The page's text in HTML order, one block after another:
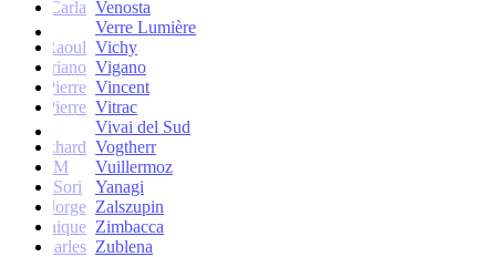
Carla Venosta
Verre Lumière
Raoul Vichy
Vittoriano Vigano
Jean-Pierre Vincent
Jean-Pierre Vitrac
Vivai del Sud
Burkhard Vogtherr
M
Vuillermoz
Sori
Yanagi
Jorge Zalszupin
Dominique Zimbacca
Charles Zublena